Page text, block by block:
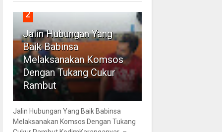
2
Jalin Hubungan Yang
Baik Babinsa
Melaksanakan Komsos
Dengan Tukang Cukur
Rambut
Jalin Hubungan Yang Baik Babinsa
Melaksanakan Komsos Dengan Tukang